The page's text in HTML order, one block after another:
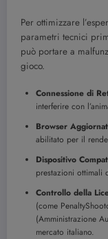
Per ottimizzare
parametri tecnici
può portare a
gioco.
Connessione di
interferire con
Browser
abilitato per il
Dispositivo
prestazioni ottimali
Controllo della
(come
(Amministrazione
mercato italiano.